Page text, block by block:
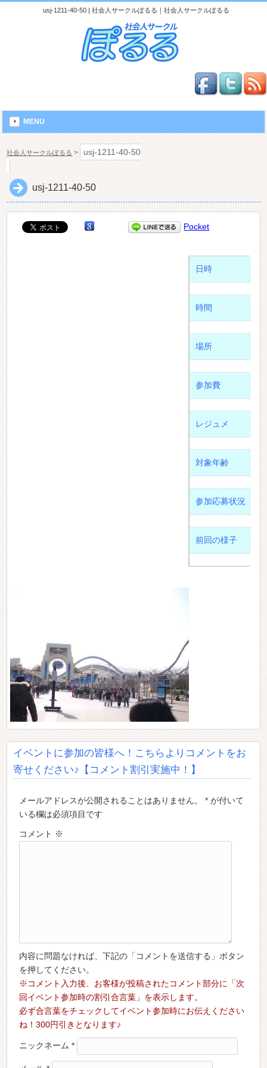
usj-1211-40-50 | 社会人サークルぽるる｜社会人サークルぽるる
MENU
社会人サークルぽるる > usj-1211-40-50
usj-1211-40-50
Pocket
日時
時間
場所
参加費
レジュメ
対象年齢
参加応募状況
前回の様子
イベントに参加の皆様へ！こちらよりコメントをお
寄せください♪【コメント割引実施中！】
メールアドレスが公開されることはありません。 * が付いて
いる欄は必須項目です
コメント ※
内容に問題なければ、下記の「コメントを送信する」ボタン
を押してください。
※コメント入力後、お客様が投稿されたコメント部分に「次
回イベント参加時の割引合言葉」を表示します。
必ず合言葉をチェックしてイベント参加時にお伝えください
ね！300円引きとなります♪
ニックネーム*